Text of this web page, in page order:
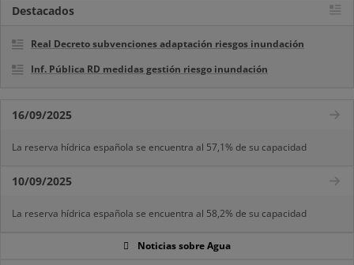
Destacados
Real Decreto subvenciones adaptación riesgos inundación
Inf. Pública RD medidas gestión riesgo inundación
16/09/2025
La reserva hídrica española se encuentra al 57,1% de su capacidad
10/09/2025
La reserva hídrica española se encuentra al 58,2% de su capacidad
Noticias sobre Agua